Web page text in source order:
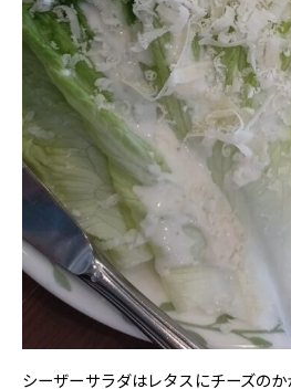
シーザーサラダはレタスにチーズの